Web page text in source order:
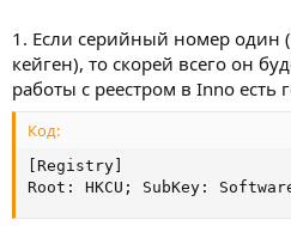
скопировать данные реестра, чем
1. Если серийный номер один
кейген), то скорей всего он
работы с реестром в Inno
Код:
[Registry]
Root: HKCU; SubKey: